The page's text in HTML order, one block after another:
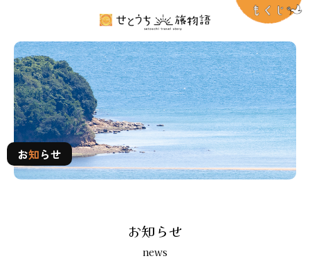
お知らせ
お知らせ
お知らせ
news